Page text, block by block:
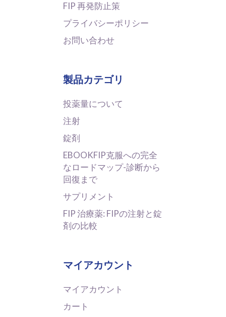
FIP 再発防止策
プライバシーポリシー
お問い合わせ
製品カテゴリ
投薬量について
注射
錠剤
EBOOKFIP克服への完全
なロードマップ-診断から
回復まで
サプリメント
FIP 治療薬: FIPの注射と錠
剤の比較
マイアカウント
マイアカウント
カート